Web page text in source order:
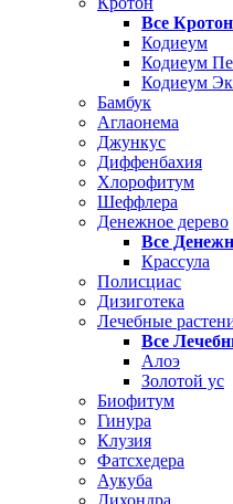
Все Кротон
Кодиеум
Кодиеум
Кодиеум
Бамбук
Аглаонема
Джункус
Диффенбахия
Хлорофитум
Шеффлера
Денежное дерево
Все
Крассула
Полисциас
Дизиготека
Лечебные
Все
Алоэ
Золотой ус
Биофитум
Гинура
Клузия
Фатсхедера
Аукуба